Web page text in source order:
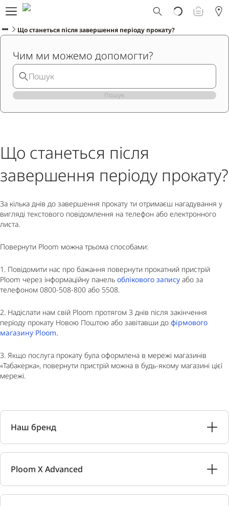
Що таке Ploom AURA?
Каталог
Програма Смарт Апгрейд
Служба підтримки Ploom
Прокат пристрою Ploom AURA
Фірмові магазини
Що станеться після завершення періоду прокату?
Чим ми можемо допомогти?
Пошук
Що станеться після
завершення періоду прокату?
За кілька днів до завершення прокату ти отримаєш нагадування у
вигляді текстового повідомлення на телефон або електронного
листа.
Повернути Ploom можна трьома способами:
1. Повідомити нас про бажання повернути прокатний пристрій
Ploom через інформаційну панель облікового запису або за
телефоном 0800-508-800 або 5508.
2. Надіслати нам свій Ploom протягом 3 днів після закінчення
періоду прокату Новою Поштою або завітавши до фірмового
магазину Ploom.
3. Якщо послуга прокату була оформлена в мережі магазинів
«Табакерка», повернути пристрій можна в будь-якому магазині цієї
мережі.
Наш бренд
Ploom X Advanced